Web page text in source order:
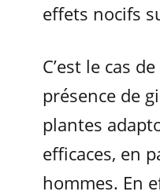
effets nocifs
C’est le cas
présence de
plantes
efficaces, en
hommes. En